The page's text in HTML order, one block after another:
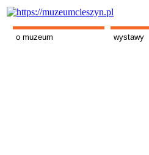
o muzeum wystawy